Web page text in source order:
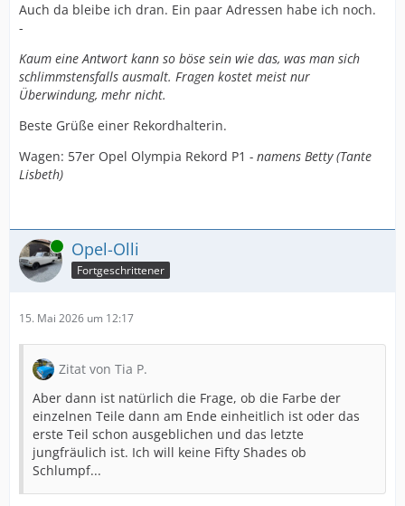
Auch da bleibe ich dran. Ein paar Adressen habe ich noch.
-
Kaum eine Antwort kann so böse sein wie das, was man sich
schlimmstensfalls ausmalt. Fragen kostet meist nur
Überwindung, mehr nicht.
Beste Grüße einer Rekordhalterin.
Wagen: 57er Opel Olympia Rekord P1 - namens Betty (Tante
Lisbeth)
Online Opel-Olli
Fortgeschrittener
15. Mai 2026 um 12:17
Zitat von Tia P.
Aber dann ist natürlich die Frage, ob die Farbe der
einzelnen Teile dann am Ende einheitlich ist oder das
erste Teil schon ausgeblichen und das letzte
jungfräulich ist. Ich will keine Fifty Shades ob
Schlumpf...